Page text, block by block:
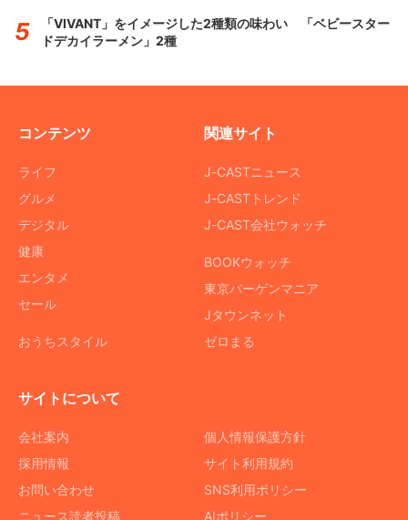
「VIVANT」をイメージした2種類の味わい 「ベビースター
ドデカイラーメン」2種
コンテンツ
ライフ
グルメ
デジタル
健康
エンタメ
セール
おうちスタイル
関連サイト
J-CASTニュース
J-CASTトレンド
J-CAST会社ウォッチ
BOOKウォッチ
東京バーゲンマニア
Jタウンネット
ゼロまる
サイトについて
会社案内
採用情報
お問い合わせ
ニュース読者投稿
個人情報保護方針
サイト利用規約
SNS利用ポリシー
AIポリシー